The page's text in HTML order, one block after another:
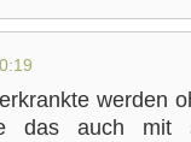
werden
das auch mit